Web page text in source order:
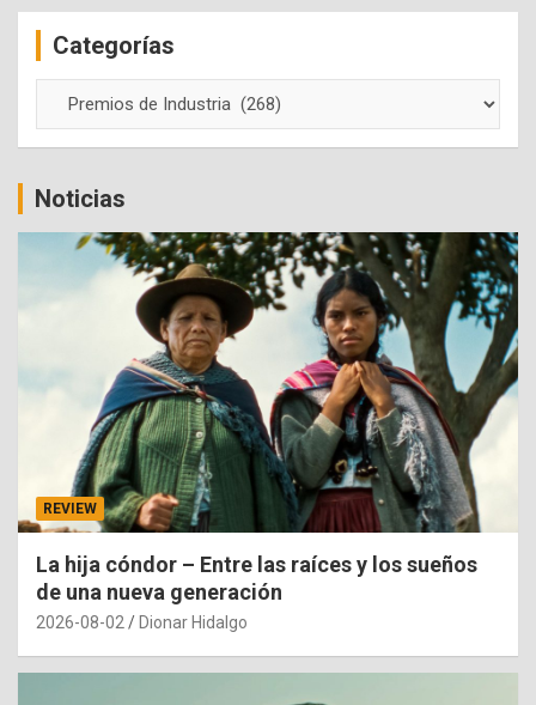
c
Categorías
Noticias
REVIEW
La hija cóndor – Entre las raíces y los sueños
de una nueva generación
2026-08-02 Dionar Hidalgo